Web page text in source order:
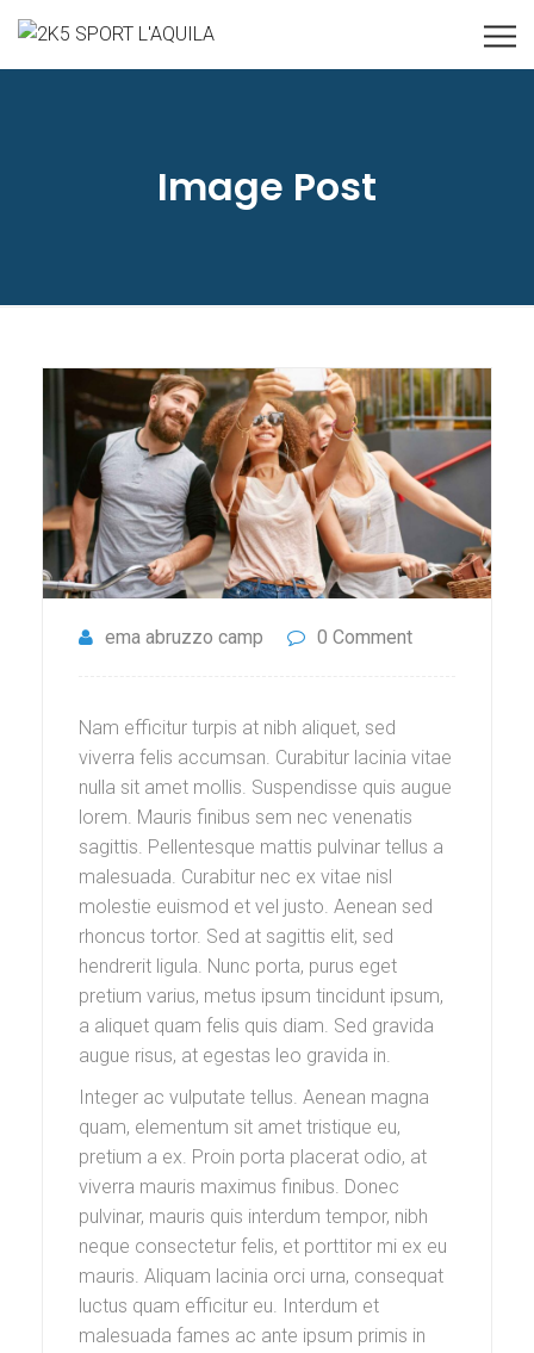
Image Post
ema abruzzo camp 0 Comment
Nam efficitur turpis at nibh aliquet, sed
viverra felis accumsan. Curabitur lacinia vitae
nulla sit amet mollis. Suspendisse quis augue
lorem. Mauris finibus sem nec venenatis
sagittis. Pellentesque mattis pulvinar tellus a
malesuada. Curabitur nec ex vitae nisl
molestie euismod et vel justo. Aenean sed
rhoncus tortor. Sed at sagittis elit, sed
hendrerit ligula. Nunc porta, purus eget
pretium varius, metus ipsum tincidunt ipsum,
a aliquet quam felis quis diam. Sed gravida
augue risus, at egestas leo gravida in.
Integer ac vulputate tellus. Aenean magna
quam, elementum sit amet tristique eu,
pretium a ex. Proin porta placerat odio, at
viverra mauris maximus finibus. Donec
pulvinar, mauris quis interdum tempor, nibh
neque consectetur felis, et porttitor mi ex eu
mauris. Aliquam lacinia orci urna, consequat
luctus quam efficitur eu. Interdum et
malesuada fames ac ante ipsum primis in